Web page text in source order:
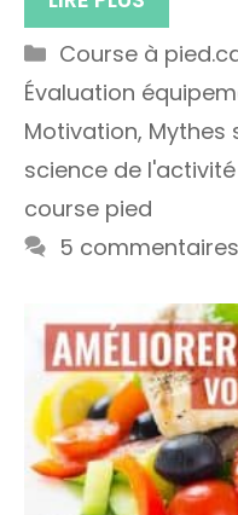
Catégories
Course à
Évaluation
Motivation, Mythes
science de
course pied
5 commentaires